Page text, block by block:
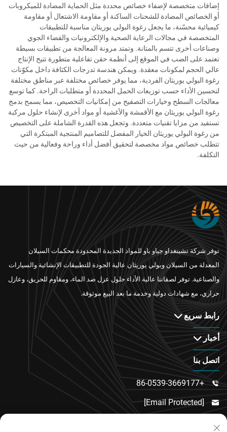
إضافات متخصصة لإضفاء خصائص محددة مثل الحماية المضادة للميكروبات
أو الخصائص المضادة للشحنات الساكنة أو مقاومة الاشتعال أو مقاومة
كيميائية محسّنة، ما يجعل رغوة البولي يوريثان مناسبة للتطبيقات
المتخصصة في مجالات الرعاية الصحية والإلكترونيات والفضاء الجوي
وصناعات أخرى تتسم بالمتانة. وتمتد مرونة المعالجة من تطبيقات بسيطة
تعتمد على الصب في الموقع إلى أنظمة حقن تفاعلية متطورة تتيح الإنتاج
عالي الحجم لمكونات معقدة. ويمكن هندسة تدرجات الكثافة داخل مكوّنات
رغوة البولي يوريثان الفردية، مما يوفر خصائص مختلفة عبر مناطق مختلفة
لتحسين الأداء حسب توزيعات الحمل المحددة أو متطلبات الراحة. كما توسع
معالجات السطح وخيارات التصفيح من إمكانيات التخصيص، مما يسمح بدمج
رغوة البولي يوريثان مع الأقمشة والأغشية أو مواد أخرى لإنشاء حلول مركبة
تستفيد من مزايا تقنيات متعددة. وتجعل هذه القدرة الشاملة على التخصيص
من رغوة البولي يوريثان الخيار المفضل للتصاميم المنتجية المبتكرة التي
تتطلب خصائص مواد مخصصة لتحقيق أفضل أداء وراحة وفعالية من حيث
التكلفة.
توفر شركة تشينغداو جياو باو للمواد الجديدة المحدودة محكمات السيلان
المعدلة من السيلان وبولي يوريثان عالية الجودة للتطبيقات الإنشائية والسيارات
والصناعية. توفر لصقاتنا عالية الأداء حلول عزل ضد الماء، ومقاوم للحريق، وعازل
حراري، مع شهادات دولية وخدمة ما بعد البيع موثوقة.
رابط سريع
أخبار
اتصل بنا

+86-0539-3669177

[email Protected]
